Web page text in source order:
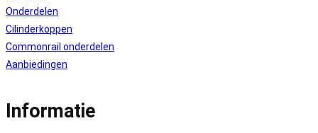
Onderdelen
Cilinderkoppen
Commonrail onderdelen
Aanbiedingen
Informatie